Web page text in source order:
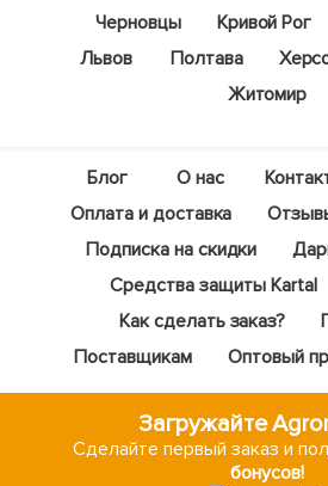
Черновцы
Кривой Рог
Львов
Полтава
Житомир
Блог О нас
Оплата и доставка
Подписка на скидки
Средства защиты Kartal
Как сделать заказ?
Поставщикам
Оптовый
Загружайте
Сделайте первый заказ и
бонусов!